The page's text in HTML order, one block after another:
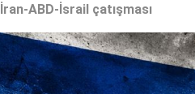
İran-ABD-İsrail çatışması